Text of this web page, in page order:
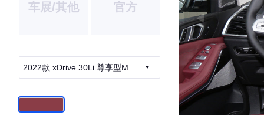
车展/其他 官方
2022款 xDrive 30Li 尊享型M运